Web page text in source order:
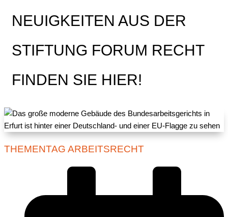
NEUIGKEITEN AUS DER
STIFTUNG FORUM RECHT
FINDEN SIE HIER!
THEMENTAG ARBEITSRECHT